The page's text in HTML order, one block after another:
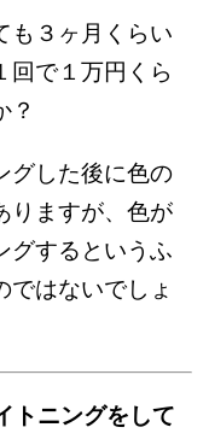
も３ヶ月くらい
回で１万円くら
？
グした後に色の
りますが、色が
グするというふ
ではないでしょ
トニングをして